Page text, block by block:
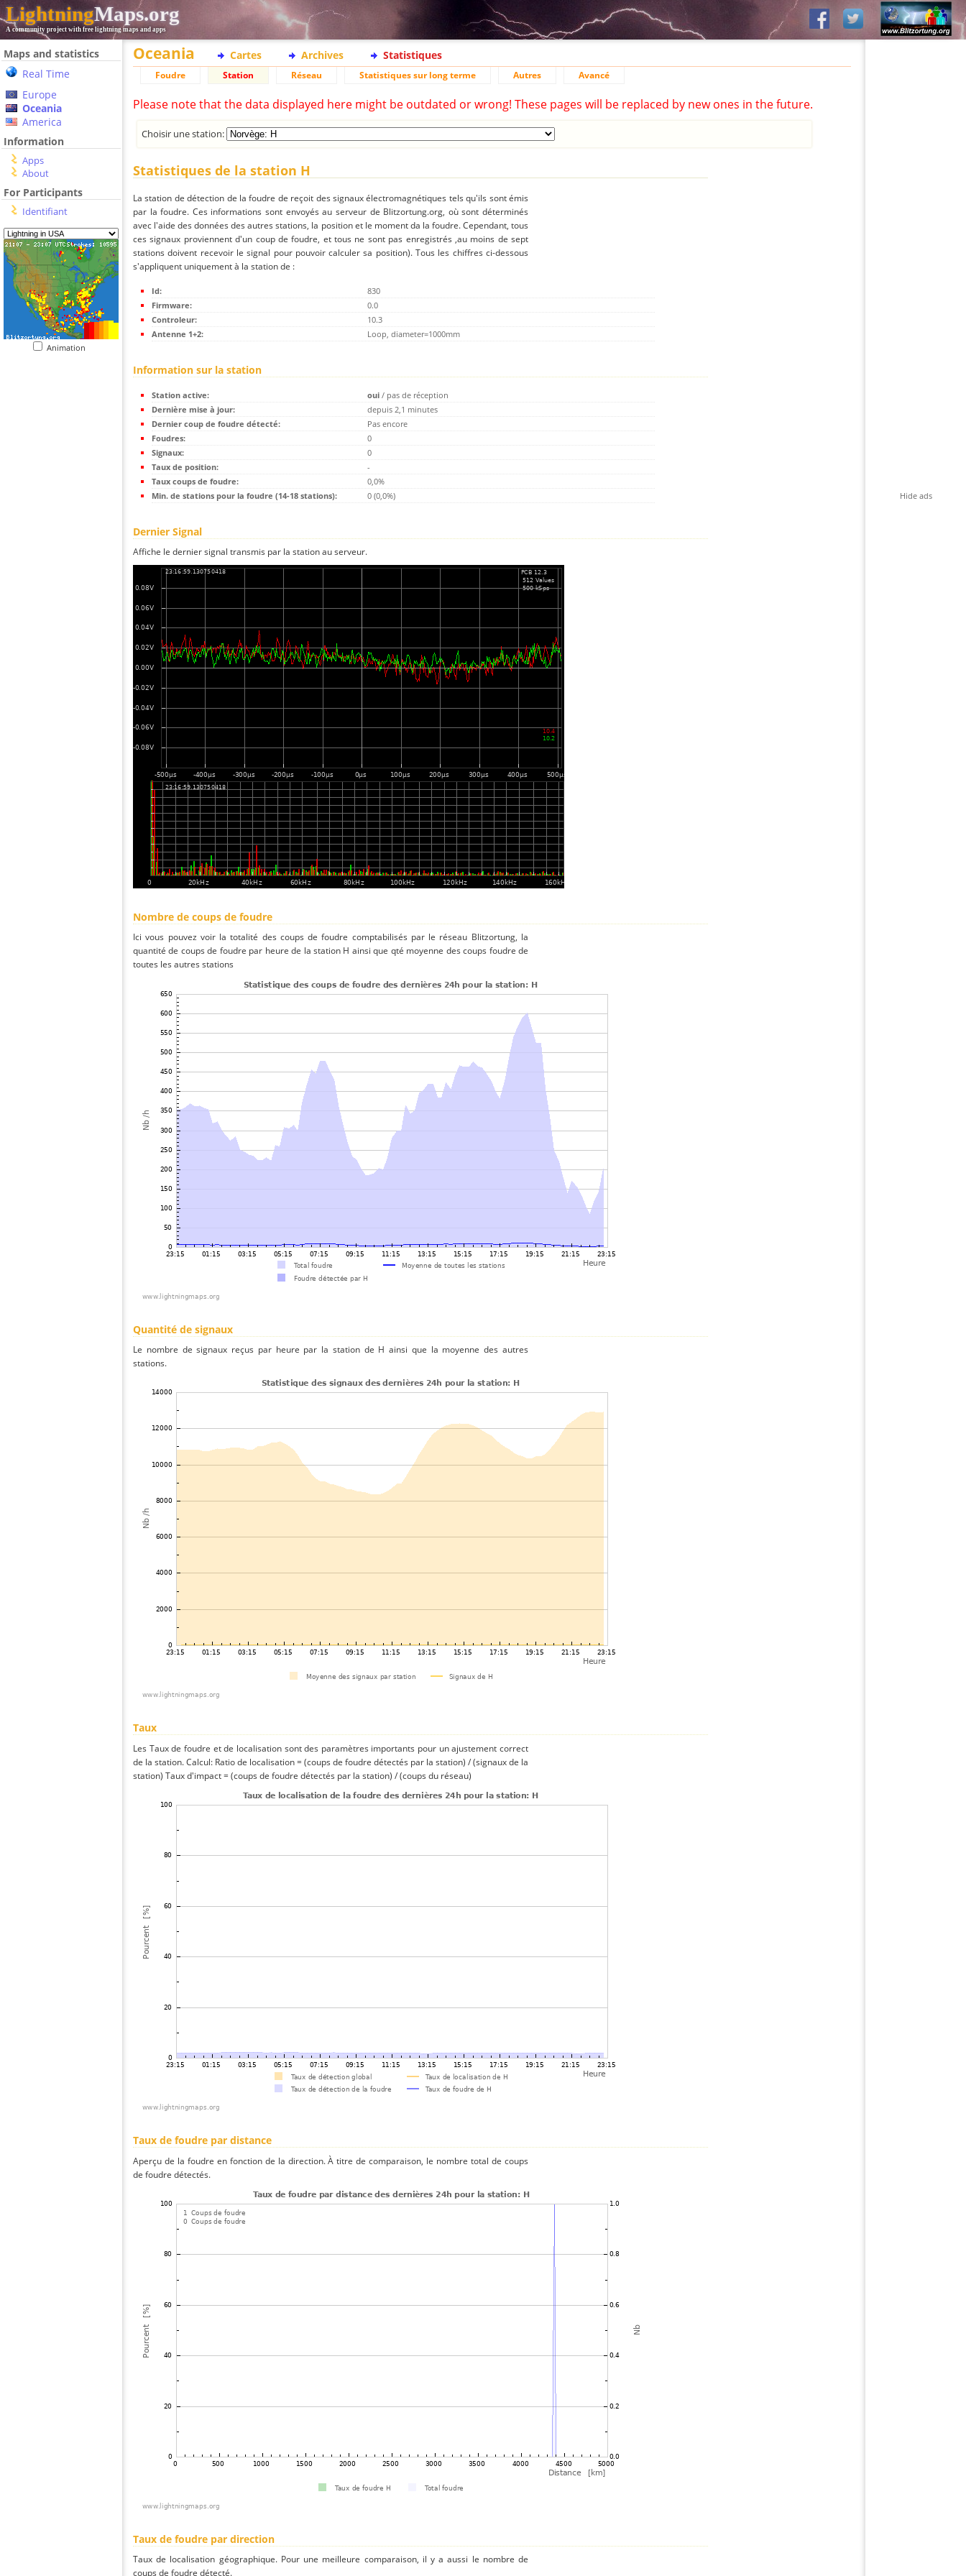
LightningMaps.org
A community project with free lightning maps and apps
Maps and statistics
Real Time
Europe
Oceania
America
Information
Apps
About
For Participants
Identifiant
Animation
Oceania Cartes Archives Statistiques
Foudre Station Réseau Statistiques sur long terme Autres Avancé
Please note that the data displayed here might be outdated or wrong! These pages will be replaced by new ones in the future.
Choisir une station:
Statistiques de la station H
La station de détection de la foudre de reçoit des signaux électromagnétiques tels qu'ils sont émis
par la foudre. Ces informations sont envoyés au serveur de Blitzortung.org, où sont déterminés
avec l'aide des données des autres stations, la position et le moment da la foudre. Cependant, tous
ces signaux proviennent d'un coup de foudre, et tous ne sont pas enregistrés ,au moins de sept
stations doivent recevoir le signal pour pouvoir calculer sa position). Tous les chiffres ci-dessous
s'appliquent uniquement à la station de :
Id:
830
Firmware:
0.0
Controleur:
10.3
Antenne 1+2:
Loop, diameter=1000mm
Information sur la station
Station active: oui / pas de réception
Dernière mise à jour:
depuis 2,1 minutes
Dernier coup de foudre détecté:
Pas encore
Foudres:
0
Signaux:
0
Taux de position:
-
Taux coups de foudre:
0,0%
Min. de stations pour la foudre (14-18 stations):
0 (0,0%)
Dernier Signal
Affiche le dernier signal transmis par la station au serveur.
Nombre de coups de foudre
Ici vous pouvez voir la totalité des coups de foudre comptabilisés par le réseau Blitzortung, la
quantité de coups de foudre par heure de la station H ainsi que qté moyenne des coups foudre de
toutes les autres stations
Quantité de signaux
Le nombre de signaux reçus par heure par la station de H ainsi que la moyenne des autres
stations.
Taux
Les Taux de foudre et de localisation sont des paramètres importants pour un ajustement correct
de la station. Calcul: Ratio de localisation = (coups de foudre détectés par la station) / (signaux de la
station) Taux d'impact = (coups de foudre détectés par la station) / (coups du réseau)
Taux de foudre par distance
Aperçu de la foudre en fonction de la direction. À titre de comparaison, le nombre total de coups
de foudre détectés.
Taux de foudre par direction
Taux de localisation géographique. Pour une meilleure comparaison, il y a aussi le nombre de
coups de foudre détecté.
Hide ads